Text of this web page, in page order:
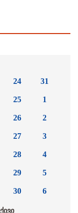
24
25
26
27
28
29
30
31
1
2
3
4
5
6